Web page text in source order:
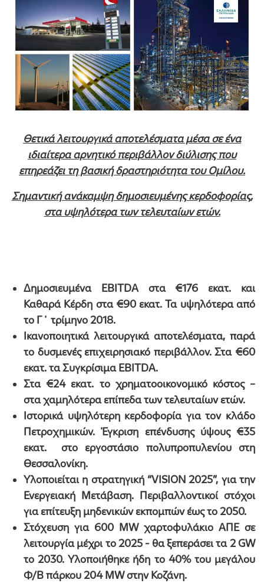
Θετικά λειτουργικά αποτελέσματα μέσα σε ένα
ιδιαίτερα αρνητικό περιβάλλον διύλισης που
επηρεάζει τη βασική δραστηριότητα του Ομίλου.
Σημαντική ανάκαμψη δημοσιευμένης κερδοφορίας,
στα υψηλότερα των τελευταίων ετών.
Δημοσιευμένα ΕΒΙΤDA
στα €176 εκατ. και
Καθαρά Κέρδη στα €90 εκατ. Τα υψηλότερα από
το Γ΄ τρίμηνο 2018.
Ικανοποιητικά λειτουργικά αποτελέσματα, παρά
το δυσμενές επιχειρησιακό περιβάλλον. Στα €60
εκατ. τα Συγκρίσιμα EBITDA.
Στα €24 εκατ. το χρηματοοικονομικό κόστος –
στα χαμηλότερα επίπεδα των τελευταίων ετών.
Ιστορικά υψηλότερη κερδοφορία για τον κλάδο
Πετροχημικών. Έγκριση επένδυσης ύψους €35
εκατ. στο εργοστάσιο πολυπροπυλενίου στη
Θεσσαλονίκη.
Υλοποιείται η στρατηγική “VISION 2025”, για την
Ενεργειακή Μετάβαση. Περιβαλλοντικοί στόχοι
για επίτευξη μηδενικών εκπομπών έως το 2050.
Στόχευση για 600 MW χαρτοφυλάκιο ΑΠΕ σε
λειτουργία μέχρι το 2025 - θα ξεπεράσει τα 2 GW
το 2030. Υλοποιήθηκε ήδη το 40% του μεγάλου
Φ/Β πάρκου 204MWστην Κοζάνη.